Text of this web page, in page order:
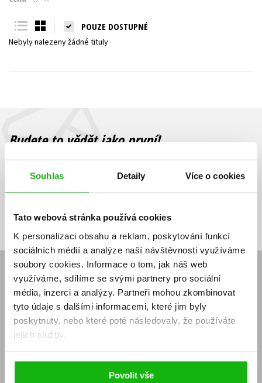
Souhlas Detaily Více o cookies
Tato webová stránka používá cookies
K personalizaci obsahu a reklam, poskytování funkcí
sociálních médií a analýze naší návštěvnosti využíváme
soubory cookies. Informace o tom, jak náš web
využíváme, sdílíme se svými partnery pro sociální
média, inzerci a analýzy. Partneři mohou zkombinovat
tyto údaje s dalšími informacemi, které jim byly
poskytnuty, nebo které poté následovaly, že používáte
jejich služby.
Povolit vše
Young adult (SK)
Všechny tituly
POUZE DOSTUPNÉ
Nebyly nalezeny žádné tituly
Budete to vědět jako první!
Zajímá Vás, jaký knižní hit právě vychází, na jaké zboží je výhodná
sleva, jaká běží soutěž o ceny? Přihlášením k odběru našich e-
souhlasíte se zpracováním osobních údajů
mailová
adresa
mailová
adresa
Vaše e-mailová adresa Přihlásit se
E-SHOP
Aktuality
Naši autoři
Obchodní podmínky
Jak nakoupit
Knižní novinky
Dárkové poukazy
Affiliate program